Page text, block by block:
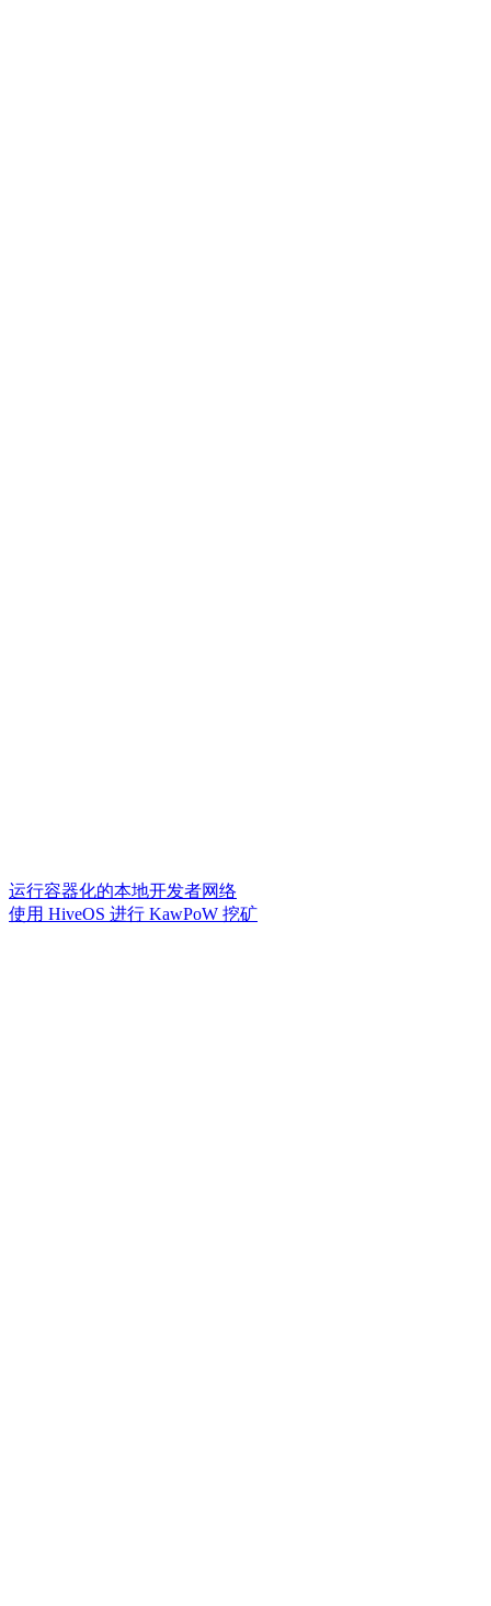
运行容器化的本地开发者网络
使用 HiveOS 进行 KawPoW 挖矿